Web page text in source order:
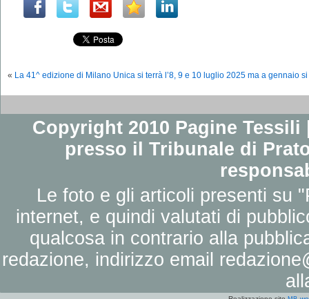
« La 41^ edizione di Milano Unica si terrà l’8, 9 e 10 luglio 2025 ma a gennaio
Copyright 2010 Pagine
presso il Tribunale di
Le foto e gli articoli presenti su
internet, e quindi valutati di
qualcosa in contrario alla
redazione, indirizzo email